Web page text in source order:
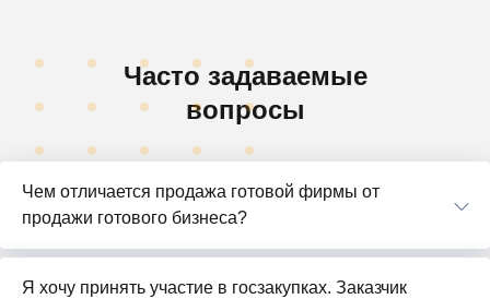
Часто задаваемые
вопросы
Чем отличается продажа готовой фирмы от
продажи готового бизнеса?
Я хочу принять участие в госзакупках. Заказчик